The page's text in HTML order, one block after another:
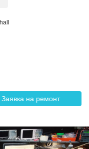
Заявка на ремонт